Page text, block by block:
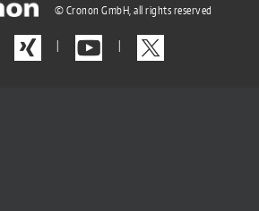
© Cronon GmbH, all rights reserved